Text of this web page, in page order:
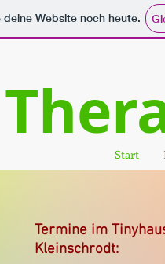
Website noch heute.
Start
Termine im
Kleinschrodt: